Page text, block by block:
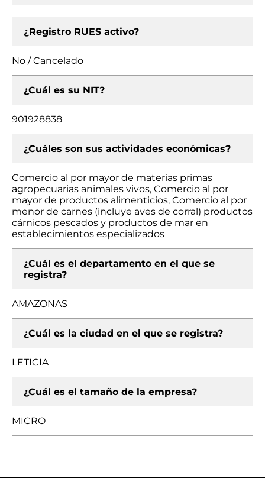
¿Registro RUES activo?
No / Cancelado
¿Cuál es su NIT?
901928838
¿Cuáles son sus actividades económicas?
Comercio al por mayor de materias primas
agropecuarias animales vivos, Comercio al por
mayor de productos alimenticios, Comercio al por
menor de carnes (incluye aves de corral) productos
cárnicos pescados y productos de mar en
establecimientos especializados
¿Cuál es el departamento en el que se
registra?
AMAZONAS
¿Cuál es la ciudad en el que se registra?
LETICIA
¿Cuál es el tamaño de la empresa?
MICRO